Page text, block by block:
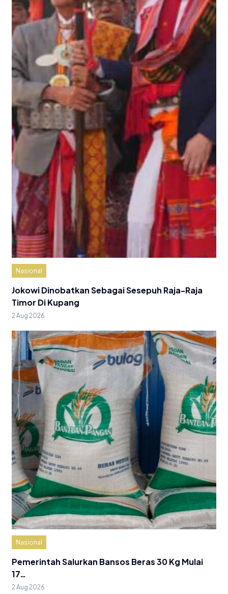
Nasional
Jokowi Dinobatkan Sebagai Sesepuh Raja-Raja
Timor Di Kupang
2 Aug 2026
Nasional
Pemerintah Salurkan Bansos Beras 30 Kg Mulai
17…
2 Aug 2026